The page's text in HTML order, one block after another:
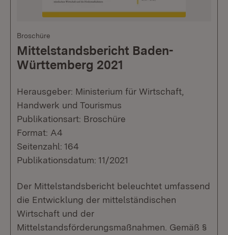
Broschüre
Mittelstandsbericht Baden-
Württemberg 2021
Herausgeber: Ministerium für Wirtschaft,
Handwerk und Tourismus
Publikationsart: Broschüre
Format: A4
Seitenzahl: 164
Publikationsdatum: 11/2021
Der Mittelstandsbericht beleuchtet umfassend
die Entwicklung der mittelständischen
Wirtschaft und der
Mittelstandsförderungsmaßnahmen. Gemäß §